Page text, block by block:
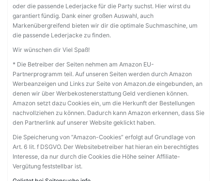
oder die passende Lederjacke für die Party suchst. Hier wirst du
garantiert fündig. Dank einer großen Auswahl, auch
Markenübergreifend bieten wir dir die optimale Suchmaschine, um
die passende Lederjacke zu finden.
Wir wünschen dir Viel Spaß!
* Die Betreiber der Seiten nehmen am Amazon EU-
Partnerprogramm teil. Auf unseren Seiten werden durch Amazon
Werbeanzeigen und Links zur Seite von Amazon.de eingebunden, an
denen wir über Werbekostenerstattung Geld verdienen können.
Amazon setzt dazu Cookies ein, um die Herkunft der Bestellungen
nachvollziehen zu können. Dadurch kann Amazon erkennen, dass Sie
den Partnerlink auf unserer Website geklickt haben.
Die Speicherung von “Amazon-Cookies” erfolgt auf Grundlage von
Art. 6 lit. f DSGVO. Der Websitebetreiber hat hieran ein berechtigtes
Interesse, da nur durch die Cookies die Höhe seiner Affiliate-
Vergütung feststellbar ist.